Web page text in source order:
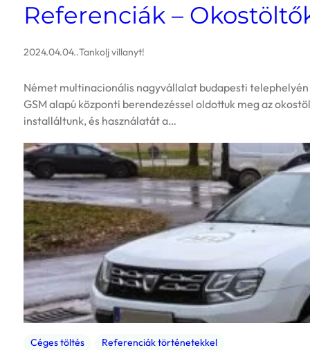
Referenciák –
2024.04.04..Tankolj villanyt!
Német multinacionális nagyvállalat budapesti
GSM alapú központi berendezéssel oldottuk meg az
installáltunk, és használatát a…
Céges töltés Referenciák történetekkel